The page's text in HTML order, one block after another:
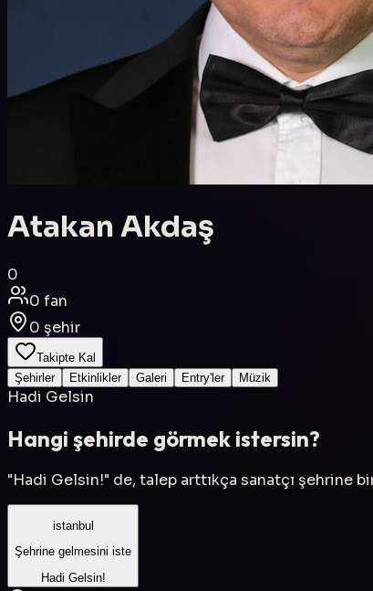
Atakan Akdaş
0
0 fan
0 şehir
Takipte Kal
Şehirler
Etkinlikler Galeri Entry'ler Müzik
Hadi Gelsin
Hangi şehirde görmek istersin?
"Hadi Gelsin!" de, talep arttıkça sanatçı şehrine
istanbul
Şehrine gelmesini iste
Hadi Gelsin!